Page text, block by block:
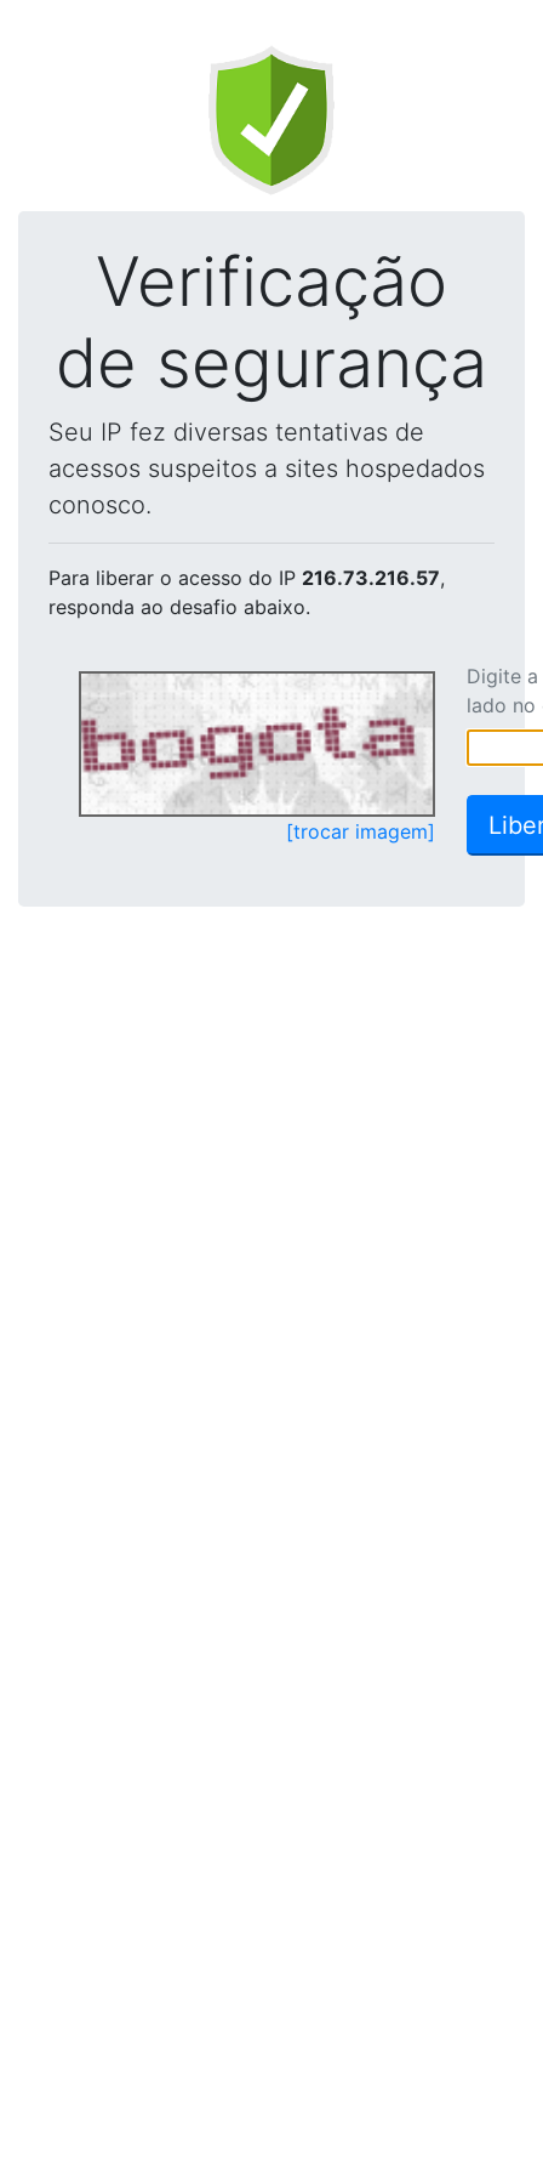
Verificação
de segurança
Seu IP fez diversas tentativas de
acessos suspeitos a sites hospedados
conosco.
Para liberar o acesso do IP 216.73.216.57,
responda ao desafio abaixo.
[trocar imagem]
Digite
lado no